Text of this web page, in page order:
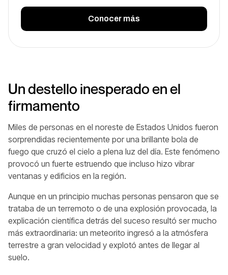
Conocer más
Un destello inesperado en el
firmamento
Miles de personas en el noreste de Estados Unidos fueron
sorprendidas recientemente por una brillante bola de
fuego que cruzó el cielo a plena luz del día. Este fenómeno
provocó un fuerte estruendo que incluso hizo vibrar
ventanas y edificios en la región.
Aunque en un principio muchas personas pensaron que se
trataba de un terremoto o de una explosión provocada, la
explicación científica detrás del suceso resultó ser mucho
más extraordinaria: un meteorito ingresó a la atmósfera
terrestre a gran velocidad y explotó antes de llegar al
suelo.